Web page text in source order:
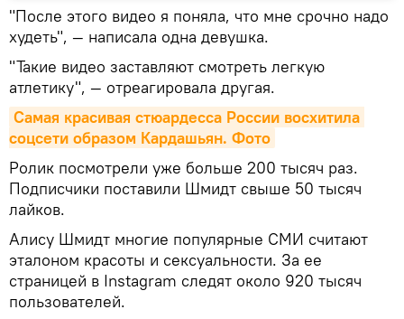
"После этого видео я поняла, что мне срочно надо
худеть", — написала одна девушка.
"Такие видео заставляют смотреть легкую
атлетику", — отреагировала другая.
Самая красивая стюардесса России восхитила
соцсети образом Кардашьян. Фото
Ролик посмотрели уже больше 200 тысяч раз.
Подписчики поставили Шмидт свыше 50 тысяч
лайков.
Алису Шмидт многие популярные СМИ считают
эталоном красоты и сексуальности. За ее
страницей в Instagram следят около 920 тысяч
пользователей.